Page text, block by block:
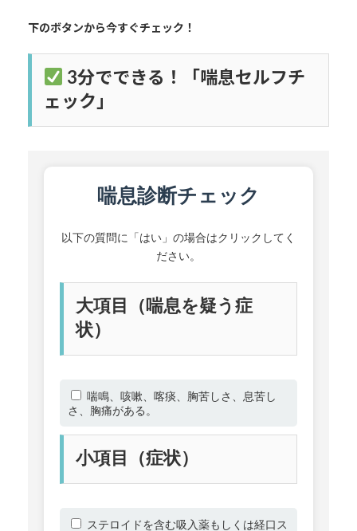
下のボタンから今すぐチェック！
3分でできる！「喘息セルフチ
ェック」
喘息診断チェック
以下の質問に「はい」の場合はクリックしてく
ださい。
大項目（喘息を疑う症
状）
喘鳴、咳嗽、喀痰、胸苦しさ、息苦し
さ、胸痛がある。
小項目（症状）
ステロイドを含む吸入薬もしくは経口ス